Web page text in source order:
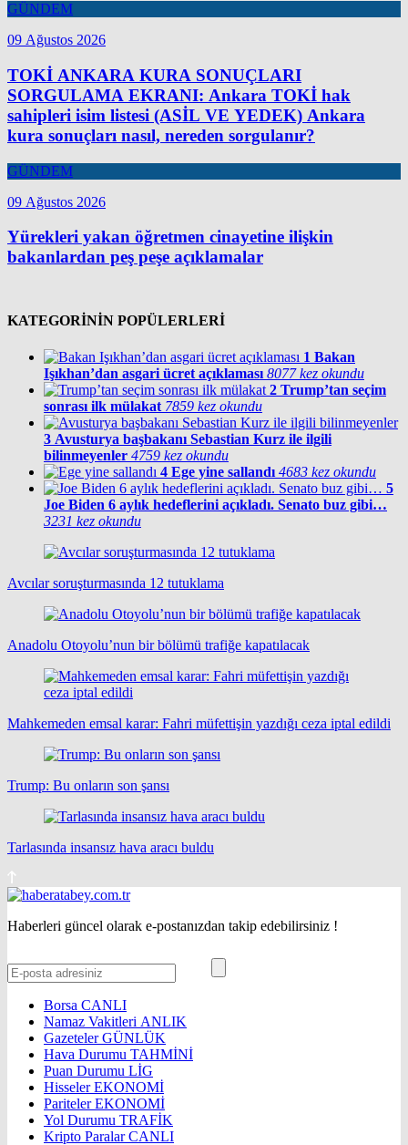
GÜNDEM
09 Ağustos 2026
TOKİ ANKARA KURA SONUÇLARI
SORGULAMA EKRANI: Ankara TOKİ hak
sahipleri isim listesi (ASİL VE YEDEK) Ankara
kura sonuçları nasıl, nereden sorgulanır?
GÜNDEM
09 Ağustos 2026
Yürekleri yakan öğretmen cinayetine ilişkin
bakanlardan peş peşe açıklamalar
KATEGORİNİN POPÜLERLERİ
1 Bakan
Işıkhan’dan asgari ücret açıklaması 8077 kez okundu
2 Trump’tan seçim
sonrası ilk mülakat 7859 kez okundu
3 Avusturya başbakanı Sebastian Kurz ile ilgili
bilinmeyenler 4759 kez okundu
4 Ege yine sallandı 4683 kez okundu
5
Joe Biden 6 aylık hedeflerini açıkladı. Senato buz gibi…
3231 kez okundu
Avcılar soruşturmasında 12 tutuklama
Anadolu Otoyolu’nun bir bölümü trafiğe kapatılacak
Mahkemeden emsal karar: Fahri müfettişin yazdığı ceza iptal edildi
Trump: Bu onların son şansı
Tarlasında insansız hava aracı buldu
Haberleri güncel olarak e-postanızdan takip edebilirsiniz !
Borsa CANLI
Namaz Vakitleri ANLIK
GazetelerGÜNLÜK
Hava Durumu TAHMİNİ
Puan Durumu LİG
HisselerEKONOMİ
ParitelerEKONOMİ
Yol Durumu TRAFİK
Kripto ParalarCANLI